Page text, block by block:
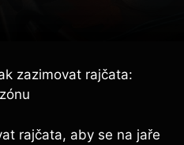
zazimovat rajčata:
rajčata, aby se na jaře